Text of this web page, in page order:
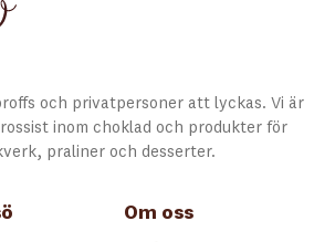
och privatpersoner att lyckas. Vi är
inom choklad och produkter för
praliner och desserter.
Om oss